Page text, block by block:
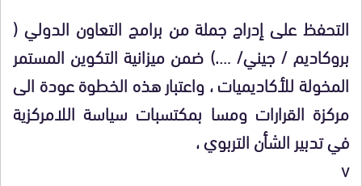
التحفظ على إدراج جملة من برامج التعاون الدولي (
بروكاديم / جيني/ ….) ضمن ميزانية التكوين المستمر
المخولة للأكاديميات ، واعتبار هذه الخطوة عودة الى
مركزة القرارات ومسا بمكتسبات سياسة اللامركزية
في تدبير الشأن التربوي ،
v